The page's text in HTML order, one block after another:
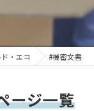
・エコ #機密文書
ージ一覧